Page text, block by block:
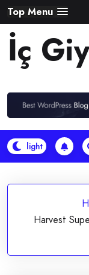
Skip
to
content
Top Menu
İç
Harvest